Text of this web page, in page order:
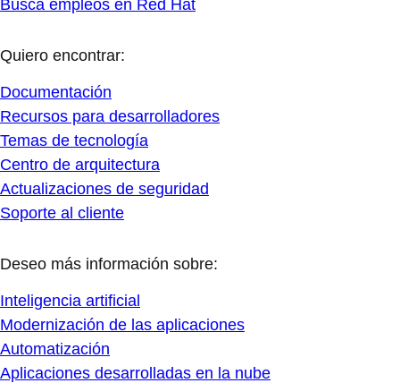
Busca empleos en Red Hat
Quiero encontrar:
Documentación
Recursos para desarrolladores
Temas de tecnología
Centro de arquitectura
Actualizaciones de seguridad
Soporte al cliente
Deseo más información sobre:
Inteligencia artificial
Modernización de las aplicaciones
Automatización
Aplicaciones desarrolladas en la nube